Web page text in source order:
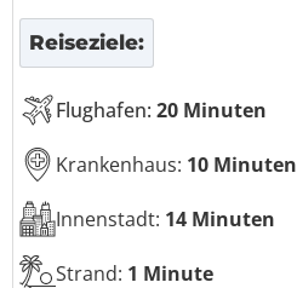
Reiseziele:
Flughafen: 20 Minuten
Krankenhaus: 10 Minuten
Innenstadt: 14 Minuten
Strand: 1 Minute